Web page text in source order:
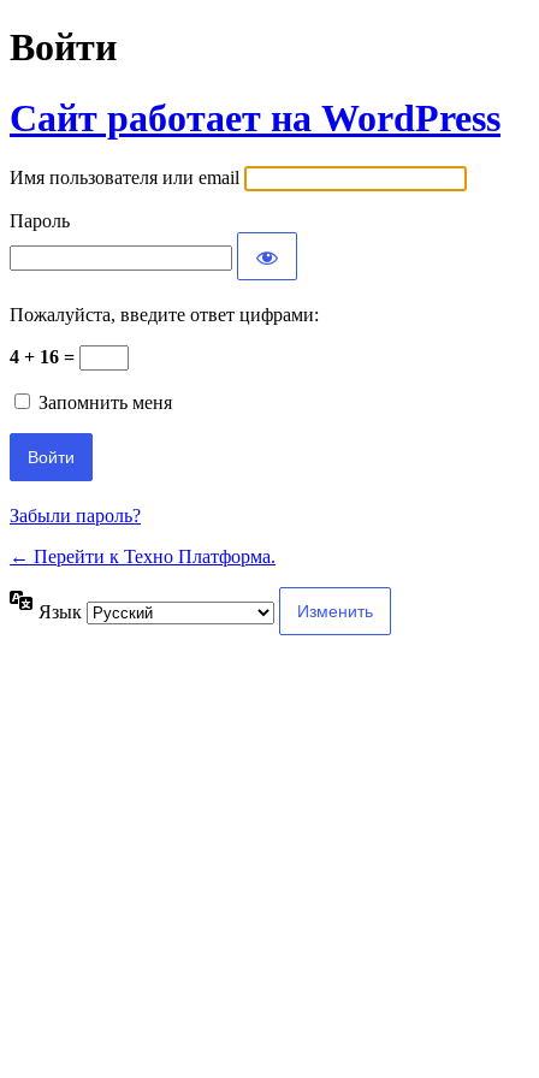
Войти
Сайт работает на WordPress
Имя пользователя или email
Пароль
Пожалуйста, введите ответ цифрами:
4 + 16 =
Запомнить меня
Забыли пароль?
← Перейти к Техно Платформа.
Язык